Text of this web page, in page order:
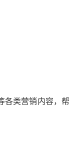
各类营销内容，帮